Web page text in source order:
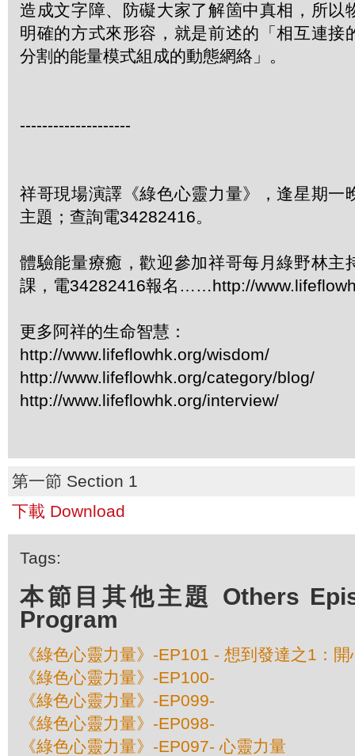
造成文字障、防礙大家了解箇中真相，所以
明確的方式來形容，就是前述的「相互連接
分割的能量模式組成的動態網絡」。
--------------------
祥哥現場演譯《綠色心靈力量》，逢星期一
主題；查詢電34282416。
體驗能量療癒，歡迎參加祥哥每月綠野林主
課，電34282416報名……http://
更多阿祥的生命智慧：
http://www.lifeflowhk.org/wisdom/
http://www.lifeflowhk.org/category/blog/
http://www.lifeflowhk.org/interview/
第一節 Section 1
下載 Download
Tags:
本節目其他主題 Others
Program
《綠色心靈力量》-EP101 - 想到發達之1：
《綠色心靈力量》-EP100-
《綠色心靈力量》-EP099-
《綠色心靈力量》-EP098-
《綠色心靈力量》-EP097- 心靈力量